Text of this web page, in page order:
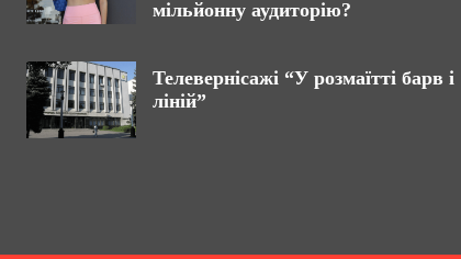
мільйонну аудиторію?
Телевернісажі “У розмаїтті барв і
ліній”